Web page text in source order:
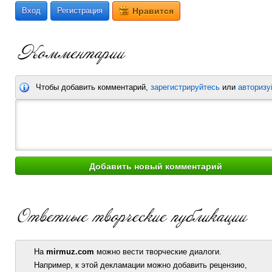
Вход Регистрация Нравится
Чтобы добавить комментарий, зарегистрируйтесь или
На mirmuz.com можно вести творческие диалоги.
Например, к этой декламации можно добавить рецензию,